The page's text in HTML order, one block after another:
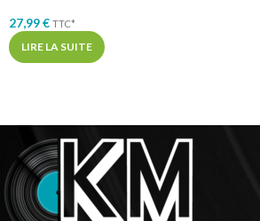
27,99€ TTC*
LIRE LA SUITE